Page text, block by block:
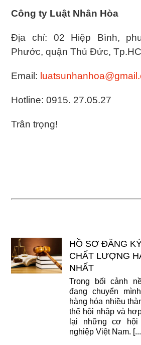
Công ty Luật Nhân Hòa
Địa chỉ: 02 Hiệp Bình,
Phước, quận Thủ Đức,
Email:
Hotline: 0915. 27.05.27
Trân trọng!
HỒ SƠ ĐĂNG
CHẤT LƯỢNG
NHẤT
Trong bối cảnh
đang chuyển
hàng hóa nhiều
thế hội nhập và
lại những cơ
nghiệp Việt Nam.